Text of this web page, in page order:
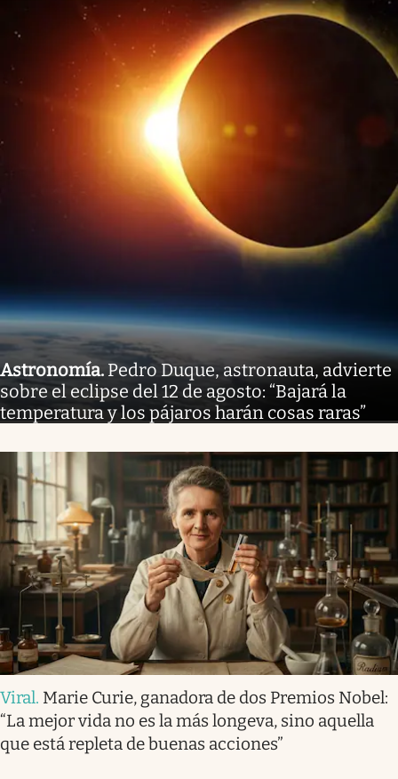
Astronomía. Pedro Duque, astronauta, advierte
sobre el eclipse del 12 de agosto: “Bajará la
temperatura y los pájaros harán cosas raras”
Viral. Marie Curie, ganadora de dos Premios Nobel:
“La mejor vida no es la más longeva, sino aquella
que está repleta de buenas acciones”